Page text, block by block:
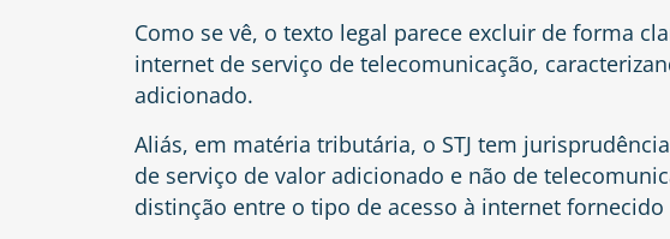
Como se vê, o texto legal parece excluir de forma
internet de serviço de telecomunicação,
adicionado.
Aliás, em matéria tributária, o STJ tem
de serviço de valor adicionado e não de
distinção entre o tipo de acesso à internet